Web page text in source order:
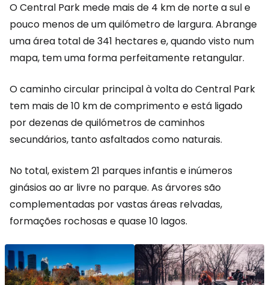
O Central Park mede mais de 4 km de norte a sul e
pouco menos de um quilómetro de largura. Abrange
uma área total de 341 hectares e, quando visto num
mapa, tem uma forma perfeitamente retangular.
O caminho circular principal à volta do Central Park
tem mais de 10 km de comprimento e está ligado
por dezenas de quilómetros de caminhos
secundários, tanto asfaltados como naturais.
No total, existem 21 parques infantis e inúmeros
ginásios ao ar livre no parque. As árvores são
complementadas por vastas áreas relvadas,
formações rochosas e quase 10 lagos.